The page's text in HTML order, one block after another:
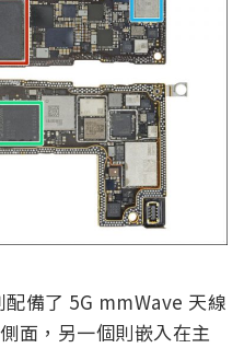
備了 5G mmWave 天線
面，另一個則嵌入在主